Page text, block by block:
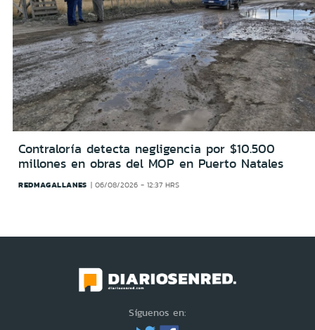
Contraloría detecta negligencia por $10.500
millones en obras del MOP en Puerto Natales
REDMAGALLANES 06/08/2026 - 12:37 HRS
Síguenos en: